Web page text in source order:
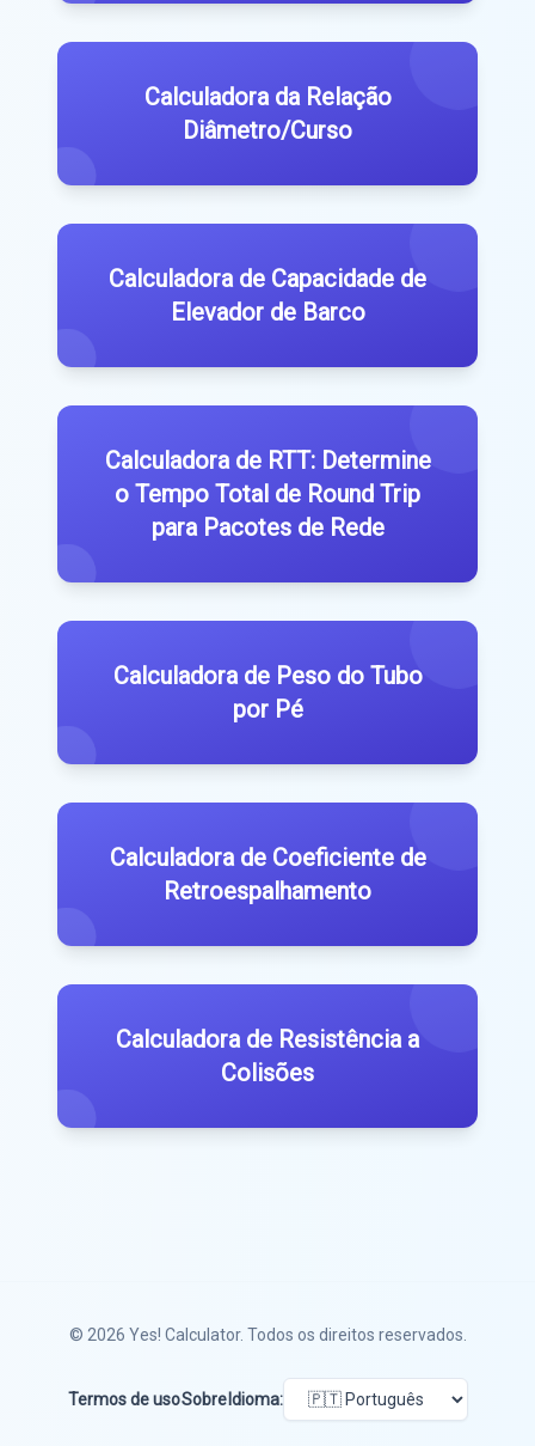
Calculadora da Relação
Diâmetro/Curso
Calculadora de Capacidade de
Elevador de Barco
Calculadora de RTT: Determine
o Tempo Total de Round Trip
para Pacotes de Rede
Calculadora de Peso do Tubo
por Pé
Calculadora de Coeficiente de
Retroespalhamento
Calculadora de Resistência a
Colisões
© 2026 Yes! Calculator. Todos os direitos reservados.
Termos de usoSobre Idioma: